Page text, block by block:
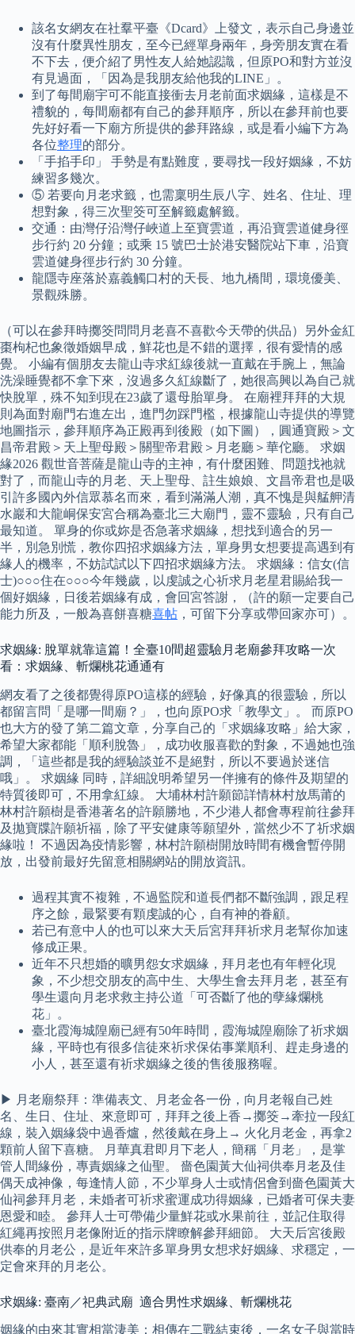
該名女網友在社羣平臺《Dcard》上發文，表示自己身邊並
沒有什麼異性朋友，至今已經單身兩年，身旁朋友實在看
不下去，便介紹了男性友人給她認識，但原PO和對方並沒
有見過面，「因為是我朋友給他我的LINE」。
到了每間廟宇可不能直接衝去月老前面求姻緣，這樣是不
禮貌的，每間廟都有自己的參拜順序，所以在參拜前也要
先好好看一下廟方所提供的參拜路線，或是看小編下方為
各位整理的部分。
「手掐手印」 手勢是有點難度，要尋找一段好姻緣，不妨
練習多幾次。
⑤ 若要向月老求籤，也需稟明生辰八字、姓名、住址、理
想對象，得三次聖筊可至解籤處解籤。
交通：由灣仔沿灣仔峽道上至寶雲道，再沿寶雲道健身徑
步行約 20 分鐘；或乘 15 號巴士於港安醫院站下車，沿寶
雲道健身徑步行約 30 分鐘。
龍隱寺座落於嘉義觸口村的天長、地九橋間，環境優美、
景觀殊勝。
（可以在參拜時擲筊問問月老喜不喜歡今天帶的供品）另外金紅
棗枸杞也象徵婚姻早成，鮮花也是不錯的選擇，很有愛情的感
覺。 小編有個朋友去龍山寺求紅線後就一直戴在手腕上，無論
洗澡睡覺都不拿下來，沒過多久紅線斷了，她很高興以為自己就
快脫單，殊不知到現在23歲了還母胎單身。 在廟裡拜拜的大規
則為面對廟門右進左出，進門勿踩門檻，根據龍山寺提供的導覽
地圖指示，參拜順序為正殿再到後殿（如下圖），圓通寶殿＞文
昌帝君殿＞天上聖母殿＞關聖帝君殿＞月老廳＞華佗廳。 求姻
緣2026 觀世音菩薩是龍山寺的主神，有什麼困難、問題找祂就
對了，而龍山寺的月老、天上聖母、註生娘娘、文昌帝君也是吸
引許多國內外信眾慕名而來，看到滿滿人潮，真不愧是與艋舺清
水巖和大龍峒保安宮合稱為臺北三大廟門，靈不靈驗，只有自己
最知道。 單身的你或妳是否急著求姻緣，想找到適合的另一
半，別急別慌，教你四招求姻緣方法，單身男女想要提高遇到有
緣人的機率，不妨試試以下四招求姻緣方法。 求姻緣：信女(信
士)○○○住在○○○今年幾歲，以虔誠之心祈求月老星君賜給我一
個好姻緣，日後若姻緣有成，會回宮答謝，（許的願一定要自己
能力所及，一般為喜餅喜糖喜帖 ，可留下分享或帶回家亦可）。
求姻緣: 脫單就靠這篇！全臺10間超靈驗月老廟參拜攻略一次
看：求姻緣、斬爛桃花通通有
網友看了之後都覺得原PO這樣的經驗，好像真的很靈驗，所以
都留言問「是哪一間廟？」，也向原PO求「教學文」。 而原PO
也大方的發了第二篇文章，分享自己的「求姻緣攻略」給大家，
希望大家都能「順利脫魯」，成功收服喜歡的對象，不過她也強
調，「這些都是我的經驗談並不是絕對，所以不要過於迷信
哦」。 求姻緣 同時，詳細說明希望另一伴擁有的條件及期望的
特質後即可，不用拿紅線。 大埔林村許願節詳情林村放馬莆的
林村許願樹是香港著名的許願勝地，不少港人都會專程前往參拜
及拋寶牒許願祈福，除了平安健康等願望外，當然少不了祈求姻
緣啦！ 不過因為疫情影響，林村許願樹開放時間有機會暫停開
放，出發前最好先留意相關網站的開放資訊。
過程其實不複雜，不過監院和道長們都不斷強調，跟足程
序之餘，最緊要有顆虔誠的心，自有神的眷顧。
若已有意中人的也可以來大天后宮拜拜祈求月老幫你加速
修成正果。
近年不只想婚的曠男怨女求姻緣，拜月老也有年輕化現
象，不少想交朋友的高中生、大學生會去拜月老，甚至有
學生還向月老求救主持公道「可否斷了他的孽緣爛桃
花」。
臺北霞海城隍廟已經有50年時間，霞海城隍廟除了祈求姻
緣，平時也有很多信徒來祈求保佑事業順利、趕走身邊的
小人，甚至還有祈求姻緣之後的售後服務喔。
▶ 月老廟祭拜：準備表文、月老金各一份，向月老報自己姓
名、生日、住址、來意即可，拜拜之後上香→擲筊→牽拉一段紅
線，裝入姻緣袋中過香爐，然後戴在身上→ 火化月老金，再拿2
顆前人留下喜糖。 月華真君即月下老人，簡稱「月老」，是掌
管人間緣份，專責姻緣之仙聖。 嗇色園黃大仙祠供奉月老及佳
偶天成神像，每逢情人節，不少單身人士或情侶會到嗇色園黃大
仙祠參拜月老，未婚者可祈求蜜運成功得姻緣，已婚者可保夫妻
恩愛和睦。 參拜人士可帶備少量鮮花或水果前往，並記住取得
紅繩再按照月老像附近的指示牌瞭解參拜細節。 大天后宮後殿
供奉的月老公，是近年來許多單身男女想求好姻緣、求穩定，一
定會來拜的月老公。
求姻緣: 臺南／祀典武廟 適合男性求姻緣、斬爛桃花
姻緣的由來其實相當淒美：相傳在二戰結束後，一名女子與當時